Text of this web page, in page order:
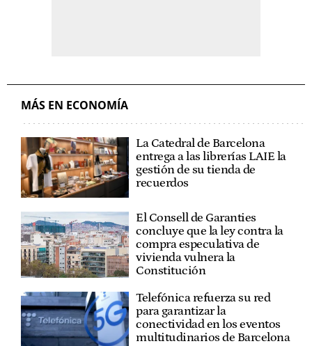
MÁS EN ECONOMÍA
La Catedral de Barcelona
entrega a las librerías LAIE la
gestión de su tienda de
recuerdos
El Consell de Garanties
concluye que la ley contra la
compra especulativa de
vivienda vulnera la
Constitución
Telefónica refuerza su red
para garantizar la
conectividad en los eventos
multitudinarios de Barcelona